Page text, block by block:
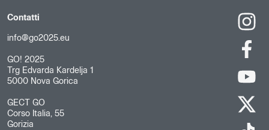
Contatti
info@go2025.eu
GO! 2025
Trg Edvarda Kardelja 1
5000 Nova Gorica
GECT GO
Corso Italia, 55
Gorizia